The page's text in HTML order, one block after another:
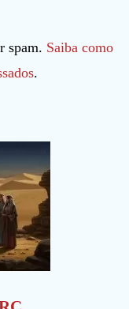
spam. Saiba como
.